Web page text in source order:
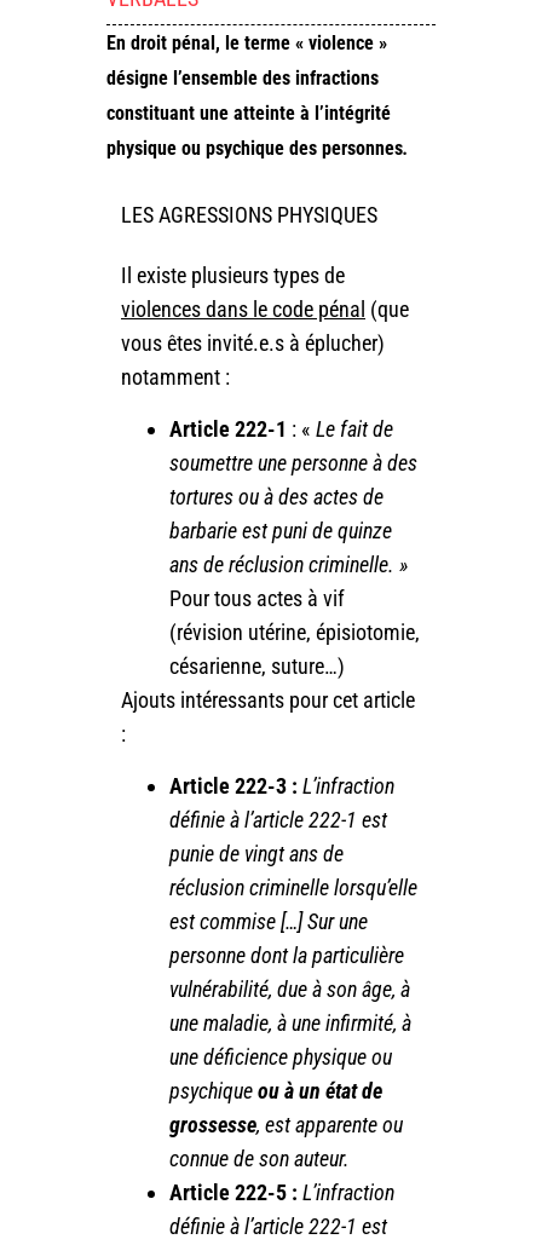
En droit pénal, le terme « violence »
désigne l’ensemble des infractions
constituant une atteinte à l’intégrité
physique ou psychique des personnes.
LES AGRESSIONS PHYSIQUES
Il existe plusieurs types de
violences dans le code pénal (que
vous êtes invité.e.s à éplucher)
notamment :
Article 222-1 : « Le fait de
soumettre une personne à des
tortures ou à des actes de
barbarie est puni de quinze
ans de réclusion criminelle. »
Pour tous actes à vif
(révision utérine, épisiotomie,
césarienne, suture…)
Ajouts intéressants pour cet article
:
Article 222-3 : L’infraction
définie à l’article 222-1 est
punie de vingt ans de
réclusion criminelle lorsqu’elle
est commise […] Sur une
personne dont la particulière
vulnérabilité, due à son âge, à
une maladie, à une infirmité, à
une déficience physique ou
psychiqueou à un état de
grossesse, est apparente ou
connue de son auteur.
Article 222-5 : L’infraction
définie à l’article 222-1 est